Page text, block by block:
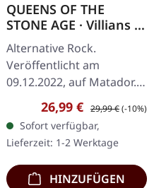
QUEENS OF THE
STONE AGE · Villians |
OPAQUE WHITE 2LP
Alternative Rock.
Veröffentlicht am
09.12.2022, auf Matador.
Opaque White Doppel-
Vinyl im Gatefold-Cover.
Queens of the Stone Age
kehren mit ihrem…
Verkaufspreis:
26,99 € Regulärer Preis:
29,99 €(-10%)
Sofort verfügbar,
Lieferzeit: 1-2 Werktage
HINZUFÜGEN